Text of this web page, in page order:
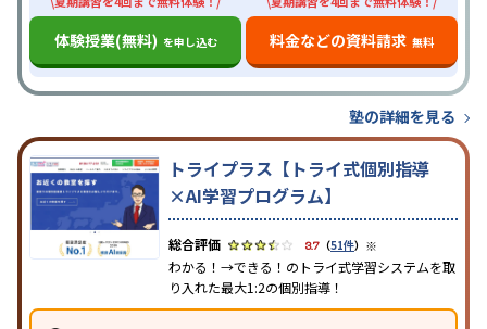
体験授業(無料) を申し込む 料金などの資料請求 無料
塾の詳細を見る
トライプラス【トライ式個別指導
×AI学習プログラム】
3.7 （51件） ※
わかる！→できる！のトライ式学習システムを取
り入れた最大1:2の個別指導！